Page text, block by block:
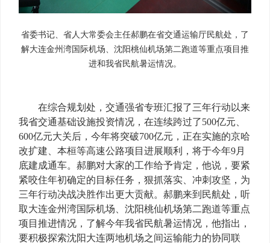
省委书记、省人大常委会主任郝鹏在省交通运输厅民航处，了
解大连金州湾国际机场、沈阳桃仙机场第二跑道等重点项目推
进和我省民航暑运情况。
在综合规划处，交通强省专班汇报了三年行动以来
我省交通基础设施投资情况，在连续跨过了500亿元、
600亿元大关后，今年将突破700亿元，正在实施的京哈
改扩建、本桓等高速公路项目进展顺利，将于今年9月
底建成通车。郝鹏对大家的工作给予肯定，他说，要紧
紧咬住年初确定的目标任务，狠抓落实、冲刺攻坚，为
三年行动决战决胜作出更大贡献。郝鹏来到民航处，听
取大连金州湾国际机场、沈阳桃仙机场第二跑道等重点
项目推进情况，了解今年我省民航暑运情况，他指出，
要积极探索沈阳大连两地机场之间运输能力的协同联